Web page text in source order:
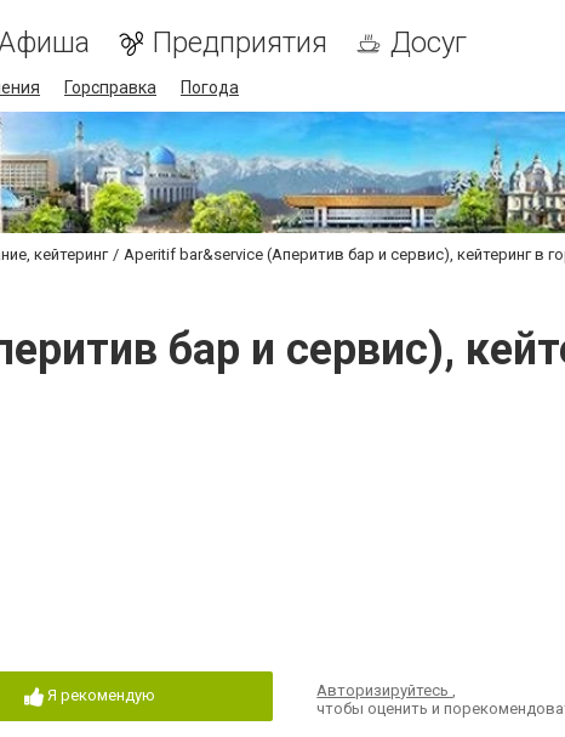
Предприятия Досуг
Горсправка Погода
кейтеринг Aperitif bar&service (Аперитив бар и сервис), кейтеринг в
бар и сервис),
Я рекомендую Авторизируйтесь,
чтобы оценить и